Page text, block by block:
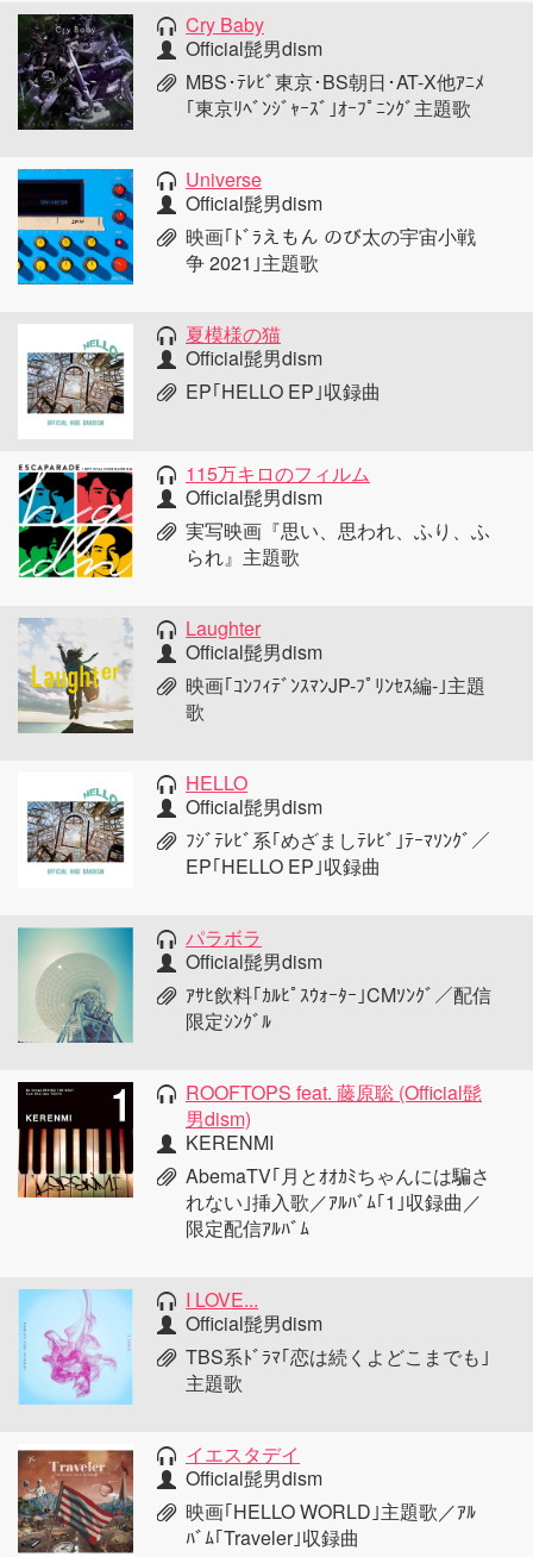
Cry Baby
Official髭男dism
MBS･ﾃﾚﾋﾞ東京･BS朝日･AT-X他ｱﾆﾒ
｢東京ﾘﾍﾞﾝｼﾞｬｰｽﾞ｣ｵｰﾌﾟﾆﾝｸﾞ主題歌
Universe
Official髭男dism
映画｢ﾄﾞﾗえもん のび太の宇宙小戦
争 2021｣主題歌
夏模様の猫
Official髭男dism
EP｢HELLO EP｣収録曲
115万キロのフィルム
Official髭男dism
実写映画『思い、思われ、ふり、ふ
られ』主題歌
Laughter
Official髭男dism
映画｢ｺﾝﾌｨﾃﾞﾝｽﾏﾝJP-ﾌﾟﾘﾝｾｽ編-｣主題
歌
HELLO
Official髭男dism
ﾌｼﾞﾃﾚﾋﾞ系｢めざましﾃﾚﾋﾞ｣ﾃｰﾏｿﾝｸﾞ／
EP｢HELLO EP｣収録曲
パラボラ
Official髭男dism
ｱｻﾋ飲料｢ｶﾙﾋﾟｽｳｫｰﾀｰ｣CMｿﾝｸﾞ／配信
限定ｼﾝｸﾞﾙ
ROOFTOPS feat. 藤原聡 (Official髭
男dism)
KERENMI
AbemaTV｢月とｵｵｶﾐちゃんには騙さ
れない｣挿入歌／ｱﾙﾊﾞﾑ｢1｣収録曲／
限定配信ｱﾙﾊﾞﾑ
I LOVE...
Official髭男dism
TBS系ﾄﾞﾗﾏ｢恋は続くよどこまでも｣
主題歌
イエスタデイ
Official髭男dism
映画｢HELLO WORLD｣主題歌／ｱﾙ
ﾊﾞﾑ｢Traveler｣収録曲